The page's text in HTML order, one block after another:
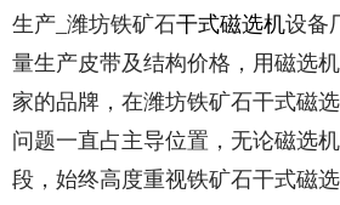
生产_潍坊铁矿石干式磁选机设备
量生产皮带及结构价格，用磁选
家的品牌，在潍坊铁矿石干式磁
问题一直占主导位置，无论磁选
段，始终高度重视铁矿石干式磁